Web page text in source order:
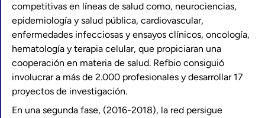
competitivas en líneas de salud como, neurociencias,
epidemiología y salud pública, cardiovascular,
enfermedades infecciosas y ensayos clínicos, oncología,
hematología y terapia celular, que propiciaran una
cooperación en materia de salud. Refbio consiguió
involucrar a más de 2.000 profesionales y desarrollar 17
proyectos de investigación.
En una segunda fase, (2016-2018), la red persigue